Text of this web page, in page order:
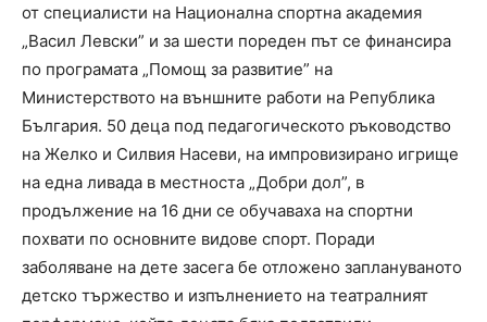
от специалисти на Национална спортна академия
„Васил Левски” и за шести пореден път се финансира
по програмата „Помощ за развитие” на
Министерството на външните работи на Република
България. 50 деца под педагогическото ръководство
на Желко и Силвия Насеви, на импровизирано игрище
на една ливада в местноста „Добри дол”, в
продължение на 16 дни се обучаваха на спортни
похвати по основните видове спорт. Поради
заболяване на дете засега бе отложено заплануваното
детско тържество и изпълнението на театралният